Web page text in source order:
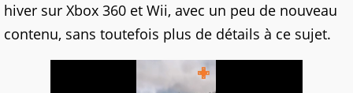
hiver sur Xbox 360 et Wii, avec un peu de nouveau
contenu, sans toutefois plus de détails à ce sujet.